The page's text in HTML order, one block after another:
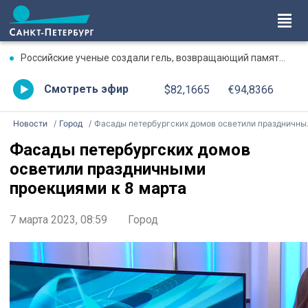
Российские ученые создали гель, возвращающий память после травмы
Смотреть эфир $82,1665 €94,8366
Новости Город Фасады петербургских домов осветили праздничными проекциями к 8 марта
Фасады петербургских домов
осветили праздничными
проекциями к 8 марта
7 марта 2023, 08:59 Город